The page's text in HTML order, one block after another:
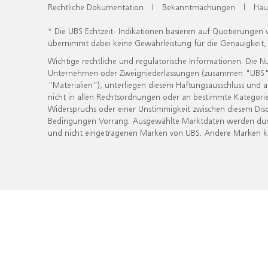
Rechtliche Dokumentation | Bekanntmachungen |
* Die UBS Echtzeit- Indikationen basieren auf
übernimmt dabei keine Gewährleistung für die
Wichtige rechtliche und regulatorische Informationen. Die
Unternehmen oder Zweigniederlassungen (zusammen
"Materialien"), unterliegen diesem Haftungsausschluss
nicht in allen Rechtsordnungen oder an bestimmte
Widerspruchs oder einer Unstimmigkeit zwischen diesem
Bedingungen Vorrang. Ausgewählte Marktdaten werden
und nicht eingetragenen Marken von UBS. Andere Marken